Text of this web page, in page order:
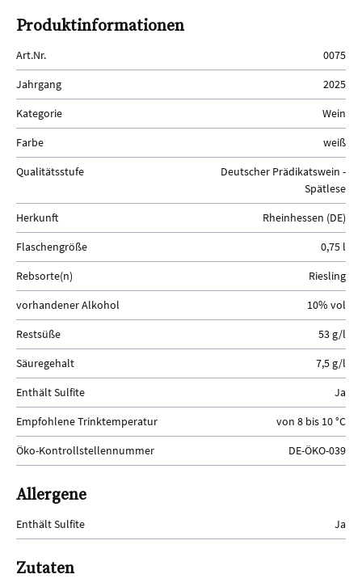
Produktinformationen
Art.Nr.
0075
Jahrgang
2025
Kategorie
Wein
Farbe
weiß
Qualitätsstufe
Deutscher Prädikatswein -
Spätlese
Herkunft
Rheinhessen (DE)
Flaschengröße
0,75 l
Rebsorte(n)
Riesling
vorhandener Alkohol
10% vol
Restsüße
53 g/l
Säuregehalt
7,5 g/l
Enthält Sulfite
Ja
Empfohlene Trinktemperatur
von 8 bis 10 °C
Öko-Kontrollstellennummer
DE-ÖKO-039
Allergene
Enthält Sulfite Ja
Zutaten